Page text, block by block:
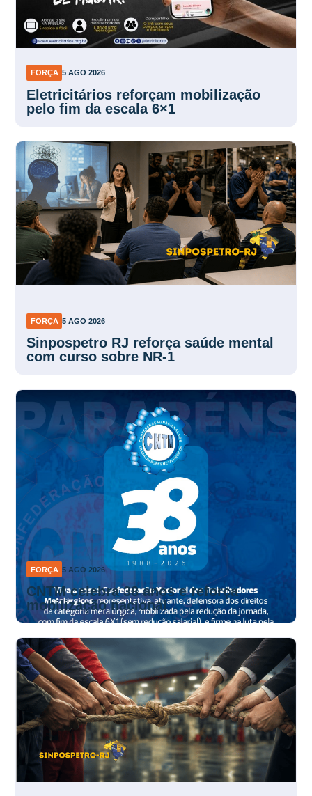
FORÇA 5 AGO 2026
Eletricitários reforçam mobilização
pelo fim da escala 6×1
FORÇA 5 AGO 2026
Sinpospetro RJ reforça saúde mental
com curso sobre NR-1
FORÇA 5 AGO 2026
CNTM celebra 38 anos e reforça
mobilização nacional